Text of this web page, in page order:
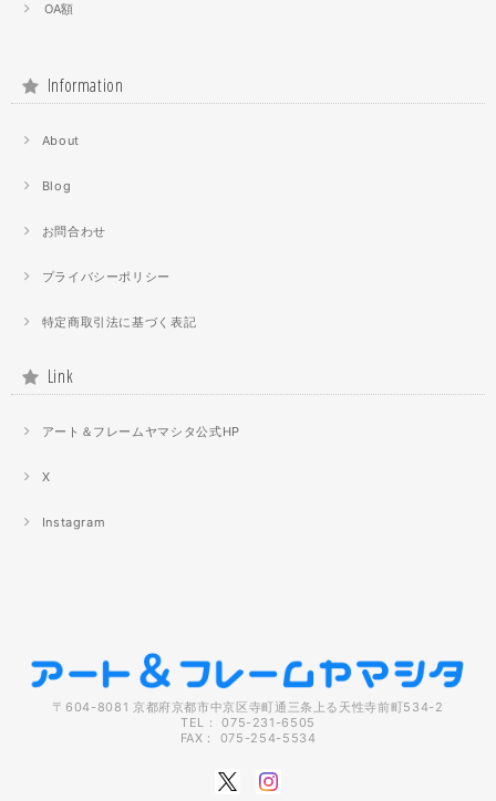
OA額
Information
About
Blog
お問合わせ
プライバシーポリシー
特定商取引法に基づく表記
Link
アート＆フレームヤマシタ公式HP
X
Instagram
〒604-8081 京都府京都市中京区寺町通三条上る天性寺前町534-2
TEL： 075-231-6505
FAX： 075-254-5534